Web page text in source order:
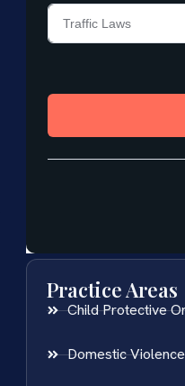
Practice Areas
Child Protective
Domestic